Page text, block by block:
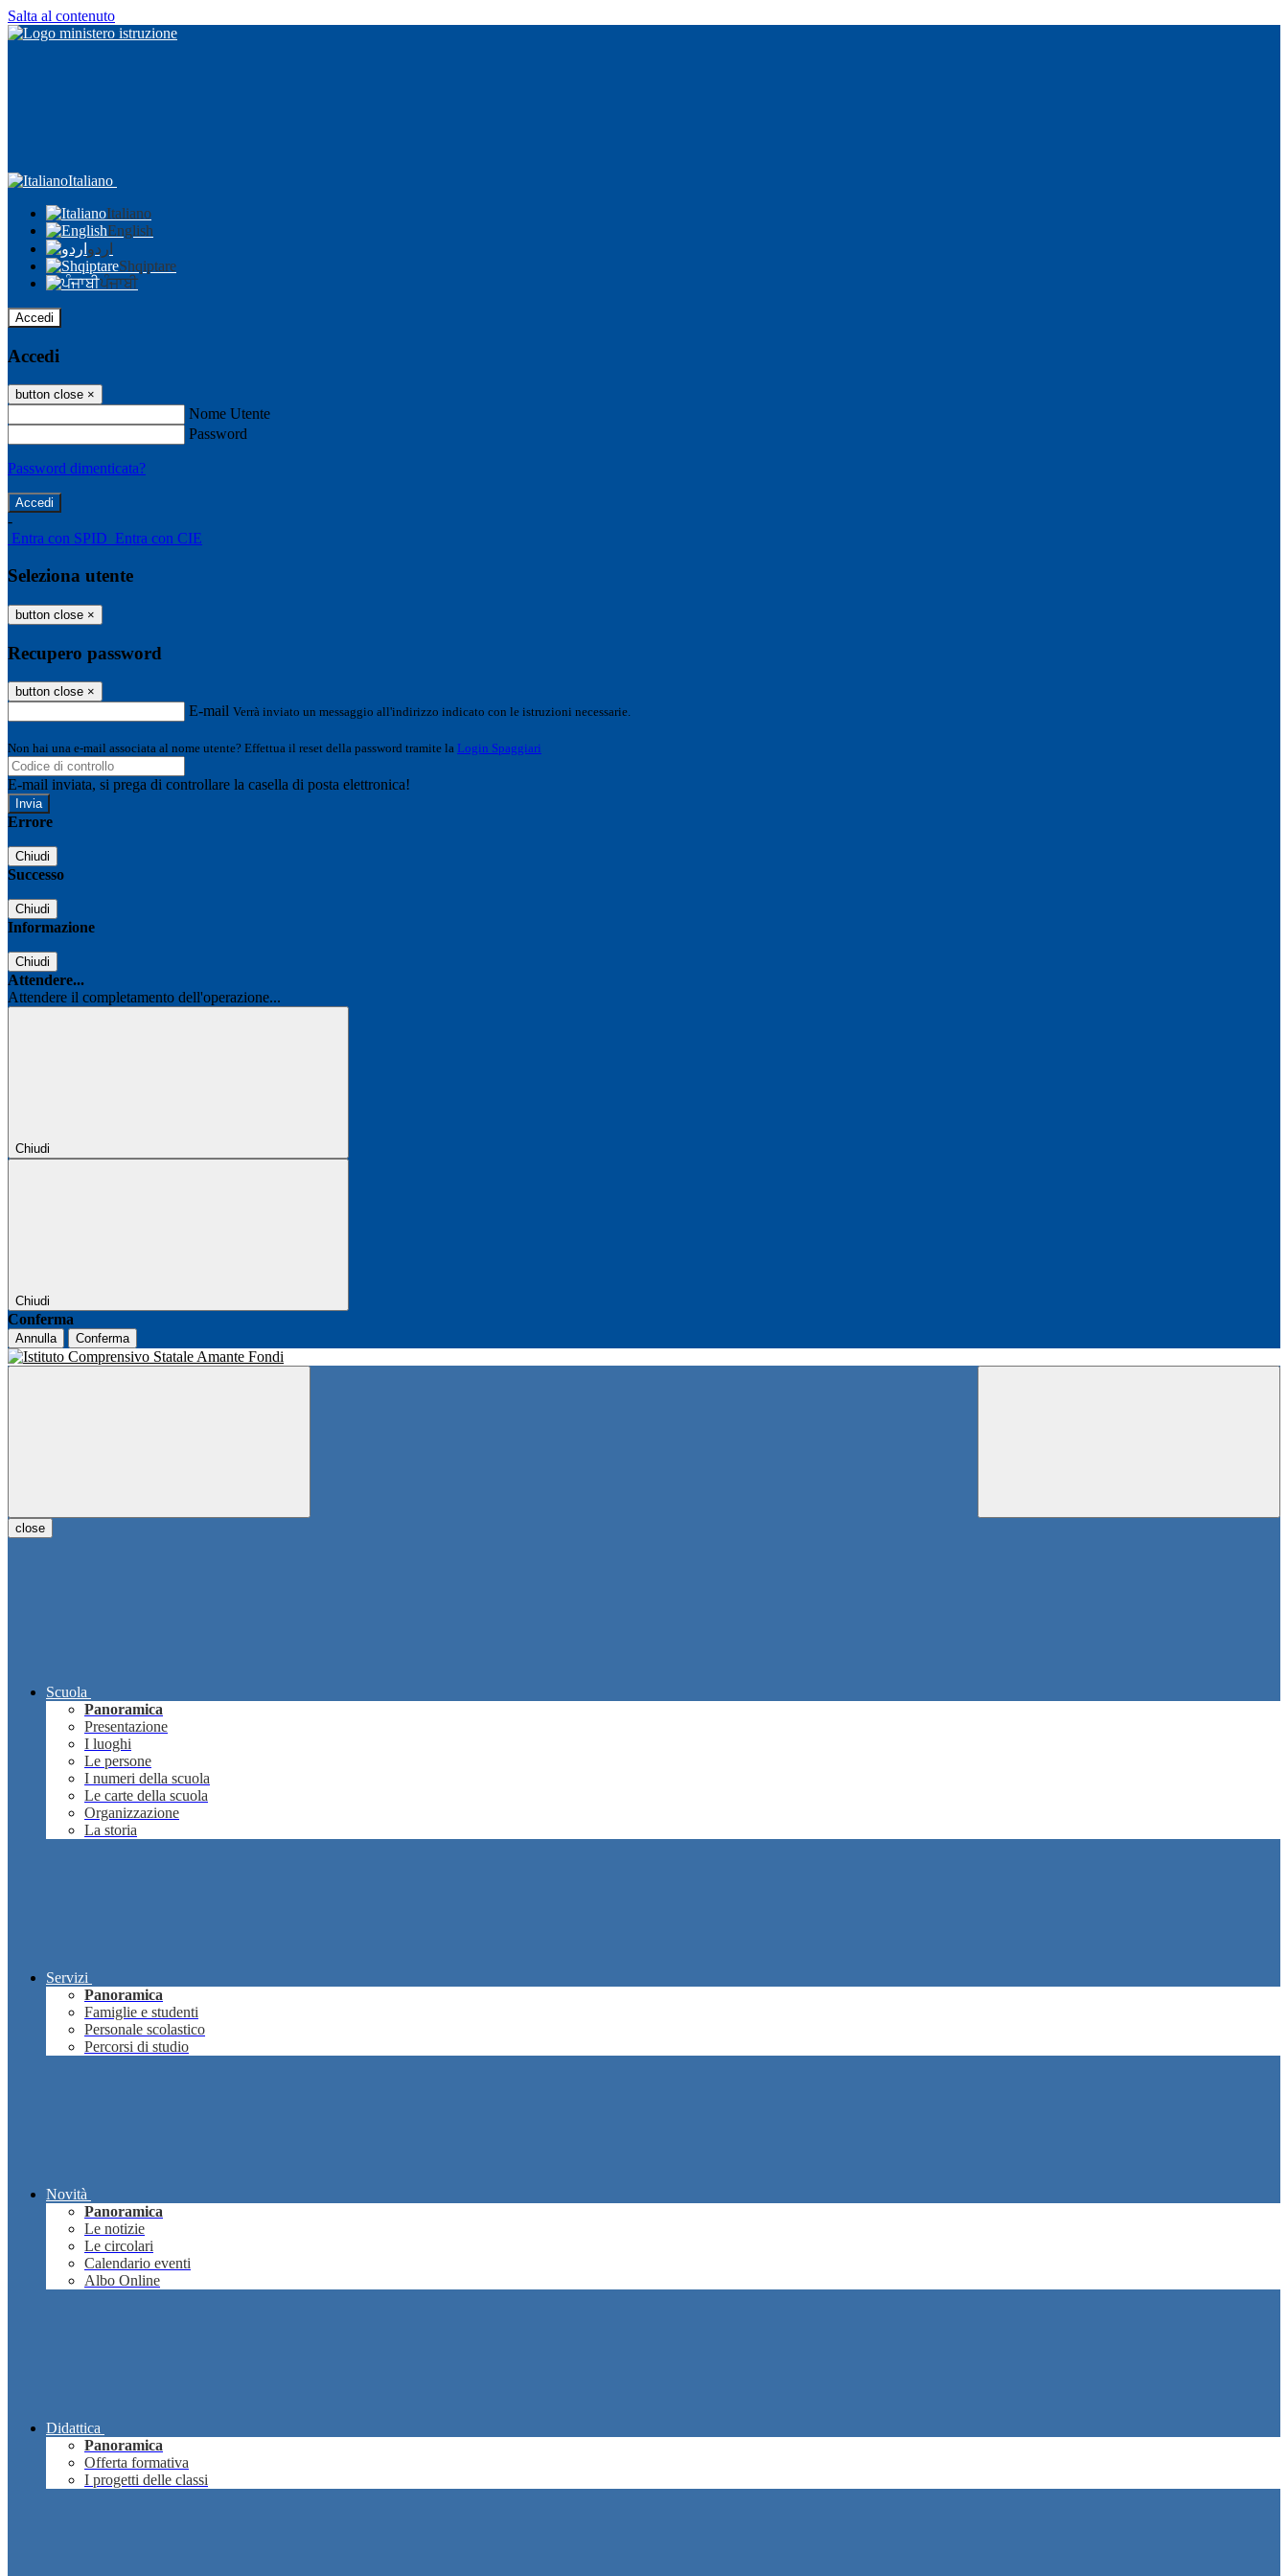
Salta al contenuto
Italiano
Italiano
English
اردو
Shqiptare
ਪੰਜਾਬੀ
Accedi
Accedi
button close ×
Nome Utente
Password
Password dimenticata?
-
Entra con SPID Entra con CIE
Seleziona utente
button close ×
Recupero password
button close ×
E-mail Verrà inviato un messaggio all'indirizzo indicato con le istruzioni necessarie.
Non hai una e-mail associata al nome utente? Effettua il reset della password tramite la Login Spaggiari
E-mail inviata, si prega di controllare la casella di posta elettronica!
Errore
Chiudi
Successo
Chiudi
Informazione
Chiudi
Attendere...
Attendere il completamento dell'operazione...
Chiudi
Chiudi
Conferma
Annulla Conferma
close
Scuola
Panoramica
Presentazione
I luoghi
Le persone
I numeri della scuola
Le carte della scuola
Organizzazione
La storia
Servizi
Panoramica
Famiglie e studenti
Personale scolastico
Percorsi di studio
Novità
Panoramica
Le notizie
Le circolari
Calendario eventi
Albo Online
Didattica
Panoramica
Offerta formativa
I progetti delle classi